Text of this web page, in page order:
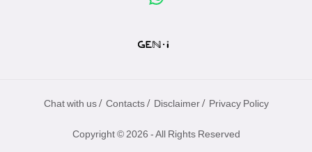
Chat with us / Contacts / Disclaimer / Privacy Policy
Copyright © 2026 - All Rights Reserved